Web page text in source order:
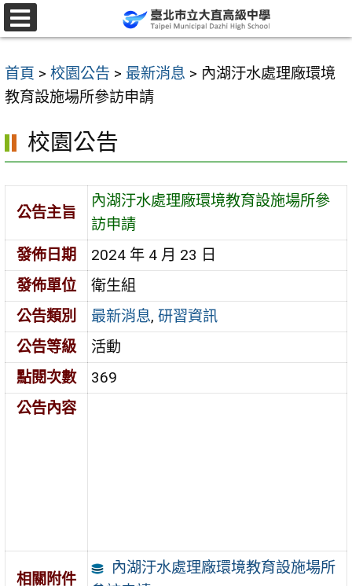
跳
至
要
內
區
首頁 > 校園公告 > 最新消息 > 內湖汙水處理廠環境
教育設施場所參訪申請
校園公告
公告主旨
內湖汙水處理廠環境教育設施場所參
訪申請
發佈日期
2024 年 4 月 23 日
發佈單位
衛生組
公告類別
最新消息,研習資訊
公告等級
活動
點閱次數
369
公告內容
相關附件
內湖汙水處理廠環境教育設施場所
選
單